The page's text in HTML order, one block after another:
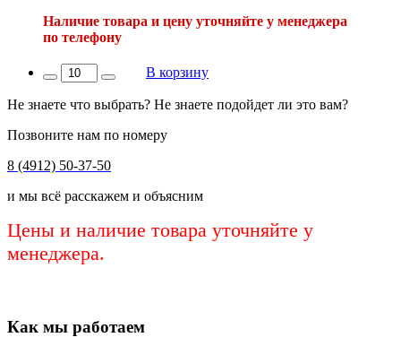
Наличие товара и цену уточняйте у менеджера
по телефону
В корзину
Не знаете что выбрать? Не знаете подойдет ли это вам?
Позвоните нам по номеру
8 (4912) 50-37-50
и мы всё расскажем и объясним
Цены и наличие товара уточняйте у
менеджера.
Как мы работаем